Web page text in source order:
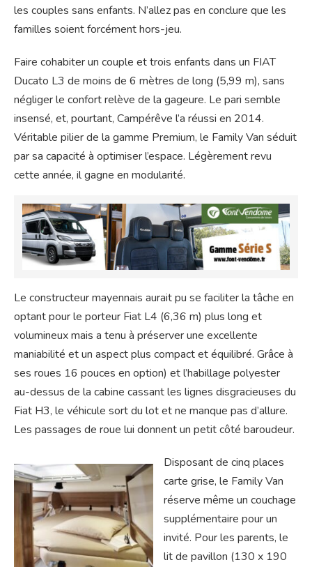
les couples sans enfants. N’allez pas en conclure que les
familles soient forcément hors-jeu.
Faire cohabiter un couple et trois enfants dans un FIAT
Ducato L3 de moins de 6 mètres de long (5,99 m), sans
négliger le confort relève de la gageure. Le pari semble
insensé, et, pourtant, Campérêve l’a réussi en 2014.
Véritable pilier de la gamme Premium, le Family Van séduit
par sa capacité à optimiser l’espace. Légèrement revu
cette année, il gagne en modularité.
Le constructeur mayennais aurait pu se faciliter la tâche en
optant pour le porteur Fiat L4 (6,36 m) plus long et
volumineux mais a tenu à préserver une excellente
maniabilité et un aspect plus compact et équilibré. Grâce à
ses roues 16 pouces en option) et l’habillage polyester
au-dessus de la cabine cassant les lignes disgracieuses du
Fiat H3, le véhicule sort du lot et ne manque pas d’allure.
Les passages de roue lui donnent un petit côté baroudeur.
Disposant de cinq places
carte grise, le Family Van
réserve même un couchage
supplémentaire pour un
invité. Pour les parents, le
lit de pavillon (130 x 190